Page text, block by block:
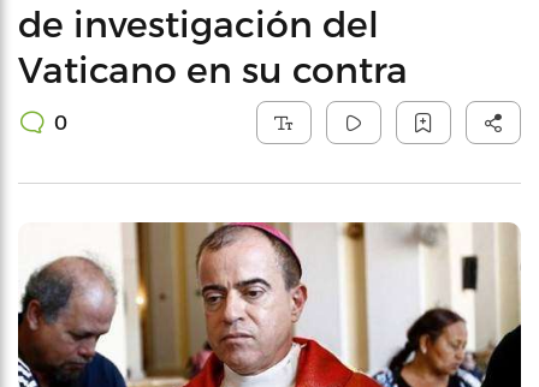
de investigación del
Vaticano en su contra
0